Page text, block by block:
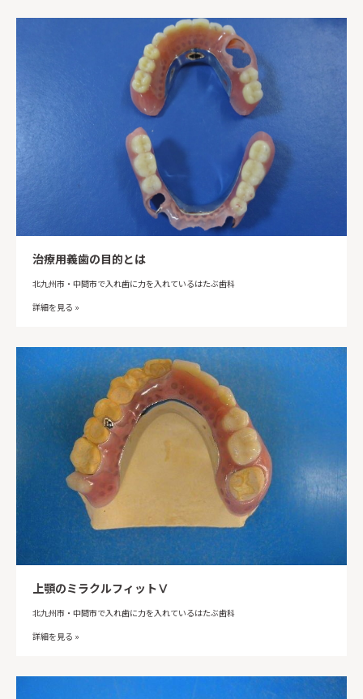
治療用義歯の目的とは
北九州市・中間市で入れ歯に力を入れているはたぶ歯科
詳細を見る »
上顎のミラクルフィットⅤ
北九州市・中間市で入れ歯に力を入れているはたぶ歯科
詳細を見る »